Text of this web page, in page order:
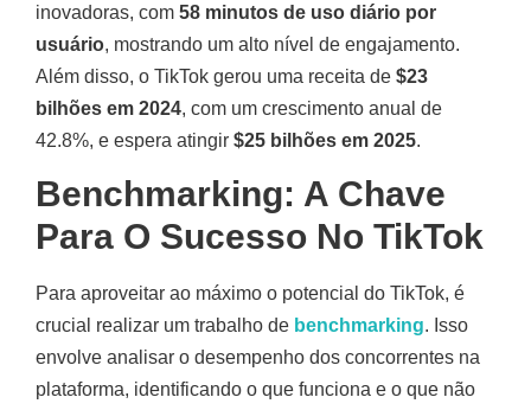
inovadoras, com 58 minutos de uso diário por
usuário, mostrando um alto nível de engajamento.
Além disso, o TikTok gerou uma receita de $23
bilhões em 2024, com um crescimento anual de
42.8%, e espera atingir $25 bilhões em 2025.
Benchmarking: A Chave
Para O Sucesso No TikTok
Para aproveitar ao máximo o potencial do TikTok, é
crucial realizar um trabalho de benchmarking. Isso
envolve analisar o desempenho dos concorrentes na
plataforma, identificando o que funciona e o que não